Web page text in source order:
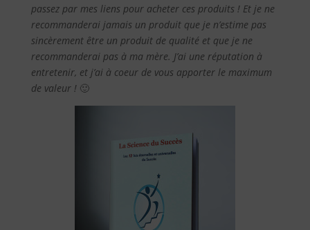
passez par mes liens pour acheter ces produits ! Et je ne
recommanderai jamais un produit que je n’estime pas
sincèrement être un produit de qualité et que je ne
recommanderai pas à ma mère. J’ai une réputation à
entretenir, et j’ai à coeur de vous apporter le maximum
de valeur !🙂